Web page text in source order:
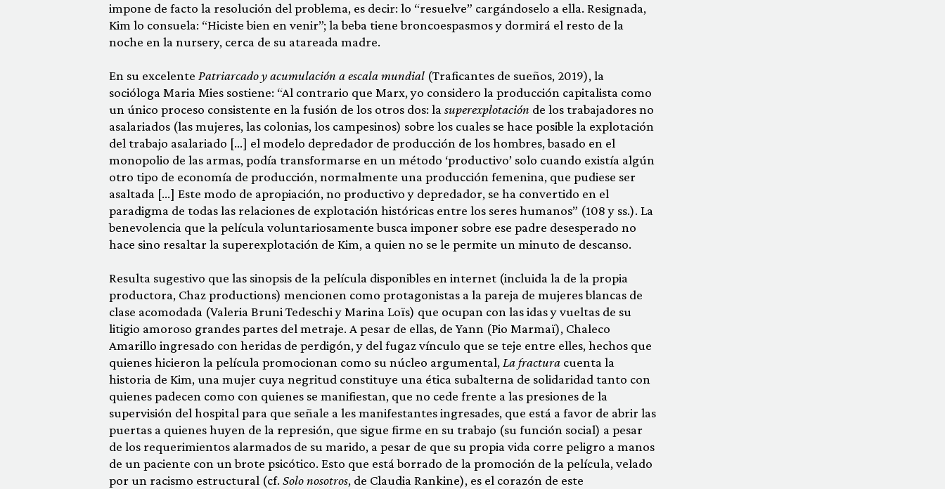
impone de facto la resolución del problema, es decir: lo “resuelve” cargándoselo a ella. Resignada,
Kim lo consuela: “Hiciste bien en venir”; la beba tiene broncoespasmos y dormirá el resto de la
noche en la nursery, cerca de su atareada madre.
En su excelente Patriarcado y acumulación a escala mundial(Traficantes de sueños, 2019), la
socióloga Maria Mies sostiene: “Al contrario que Marx, yo considero la producción capitalista como
un único proceso consistente en la fusión de los otros dos: la superexplotación de los trabajadores no
asalariados (las mujeres, las colonias, los campesinos) sobre los cuales se hace posible la explotación
del trabajo asalariado […] el modelo depredador de producción de los hombres, basado en el
monopolio de las armas, podía transformarse en un método ‘productivo’ solo cuando existía algún
otro tipo de economía de producción, normalmente una producción femenina, que pudiese ser
asaltada […] Este modo de apropiación, no productivo y depredador, se ha convertido en el
paradigma de todas las relaciones de explotación históricas entre los seres humanos” (108 y ss.). La
benevolencia que la película voluntariosamente busca imponer sobre ese padre desesperado no
hace sino resaltar la superexplotación de Kim, a quien no se le permite un minuto de descanso.
Resulta sugestivo que las sinopsis de la película disponibles en internet (incluida la de la propia
productora, Chaz productions) mencionen como protagonistas a la pareja de mujeres blancas de
clase acomodada (Valeria Bruni Tedeschi y Marina Loïs) que ocupan con las idas y vueltas de su
litigio amoroso grandes partes del metraje. A pesar de ellas, de Yann (Pio Marmaï), Chaleco
Amarillo ingresado con heridas de perdigón, y del fugaz vínculo que se teje entre elles, hechos que
quienes hicieron la película promocionan como su núcleo argumental, La fractura cuenta la
historia de Kim, una mujer cuya negritud constituye una ética subalterna de solidaridad tanto con
quienes padecen como con quienes se manifiestan, que no cede frente a las presiones de la
supervisión del hospital para que señale a les manifestantes ingresades, que está a favor de abrir las
puertas a quienes huyen de la represión, que sigue firme en su trabajo (su función social) a pesar
de los requerimientos alarmados de su marido, a pesar de que su propia vida corre peligro a manos
de un paciente con un brote psicótico. Esto que está borrado de la promoción de la película, velado
por un racismo estructural (cf. Solo nosotros, de Claudia Rankine), es el corazón de este